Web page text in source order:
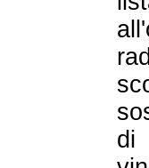
di